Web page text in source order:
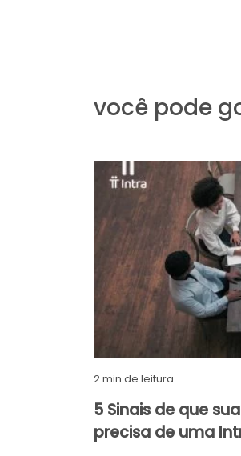
você pode
2min de leitura
5 Sinais de que
precisa de uma